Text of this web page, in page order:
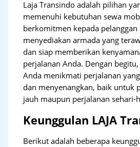
Laja Transindo adalah pilihan
memenuhi kebutuhan sewa
berkomitmen kepada
menyediakan armada yang
dan siap memberikan
perjalanan Anda. Dengan
Anda menikmati perjalanan
dan menyenangkan, baik untuk
jauh maupun perjalanan sehari-
Keunggulan LAJA
Berikut adalah beberapa